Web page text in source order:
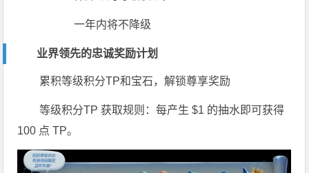
一年内将不降级
业界领先的忠诚奖励计划
累积等级积分TP和宝石，解锁尊享奖励
等级积分TP 获取规则：每产生 $1 的抽水即可获得
100 点 TP。